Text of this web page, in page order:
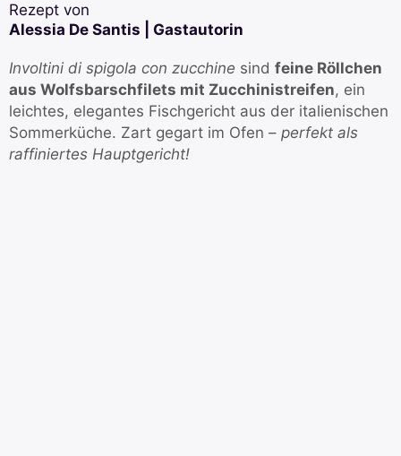
Rezept von
Alessia De Santis | Gastautorin
Involtini di spigola con zucchine sind feine Röllchen
aus Wolfsbarschfilets mit Zucchinistreifen, ein
leichtes, elegantes Fischgericht aus der italienischen
Sommerküche. Zart gegart im Ofen – perfekt als
raffiniertes Hauptgericht!